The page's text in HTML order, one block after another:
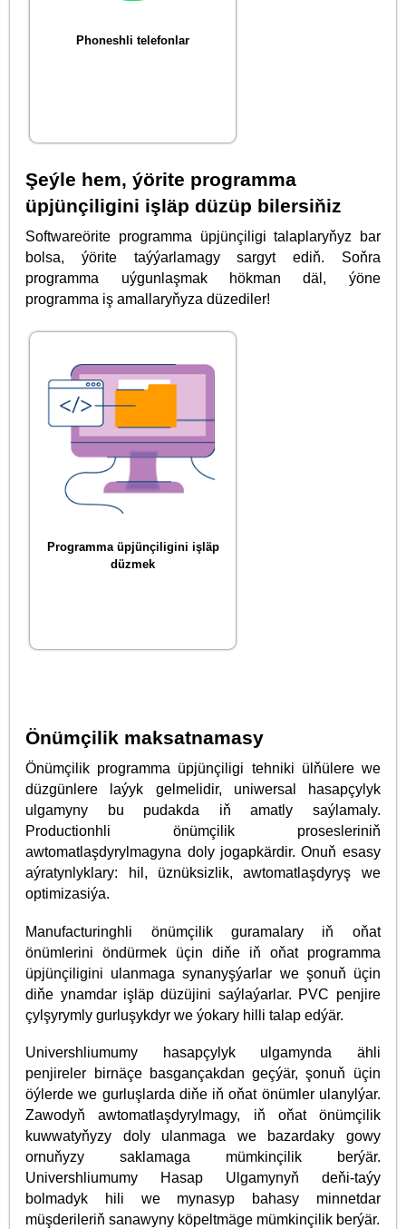
Phoneshli telefonlar
Şeýle hem, ýörite programma
üpjünçiligini işläp düzüp bilersiňiz
Softwareörite programma üpjünçiligi talaplaryňyz bar
bolsa, ýörite taýýarlamagy sargyt ediň. Soňra
programma uýgunlaşmak hökman däl, ýöne
programma iş amallaryňyza düzediler!
Programma üpjünçiligini işläp
düzmek
Önümçilik maksatnamasy
Önümçilik programma üpjünçiligi tehniki ülňülere we
düzgünlere laýyk gelmelidir, uniwersal hasapçylyk
ulgamyny bu pudakda iň amatly saýlamaly.
Productionhli önümçilik prosesleriniň
awtomatlaşdyrylmagyna doly jogapkärdir. Onuň esasy
aýratynlyklary: hil, üznüksizlik, awtomatlaşdyryş we
optimizasiýa.
Manufacturinghli önümçilik guramalary iň oňat
önümlerini öndürmek üçin diňe iň oňat programma
üpjünçiligini ulanmaga synanyşýarlar we şonuň üçin
diňe ynamdar işläp düzüjini saýlaýarlar. PVC penjire
çylşyrymly gurluşykdyr we ýokary hilli talap edýär.
Univershliumumy hasapçylyk ulgamynda ähli
penjireler birnäçe basgançakdan geçýär, şonuň üçin
öýlerde we gurluşlarda diňe iň oňat önümler ulanylýar.
Zawodyň awtomatlaşdyrylmagy, iň oňat önümçilik
kuwwatyňyzy doly ulanmaga we bazardaky gowy
ornuňyzy saklamaga mümkinçilik berýär.
Univershliumumy Hasap Ulgamynyň deňi-taýy
bolmadyk hili we mynasyp bahasy minnetdar
müşderileriň sanawyny köpeltmäge mümkinçilik berýär.